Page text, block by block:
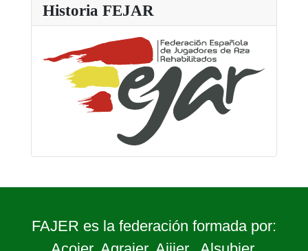
Historia FEJAR
FAJER es la federación formada por: